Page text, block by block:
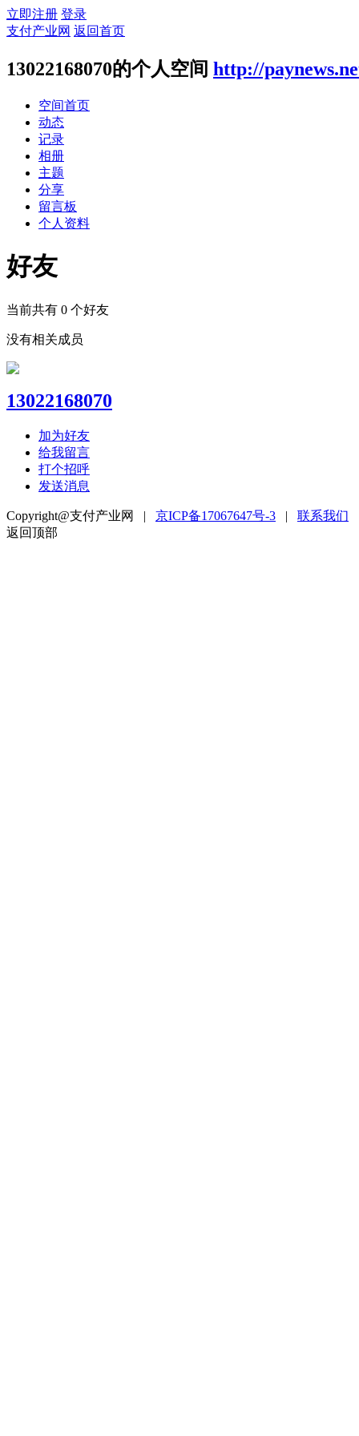
立即注册 登录
支付产业网 返回首页
13022168070的个人空间 http://
空间首页
动态
记录
相册
主题
分享
留言板
个人资料
好友
当前共有 0 个好友
没有相关成员
13022168070
加为好友
给我留言
打个招呼
发送消息
Copyright@支付产业网 | 京ICP备17067647号-3 | 联系我们
返回顶部